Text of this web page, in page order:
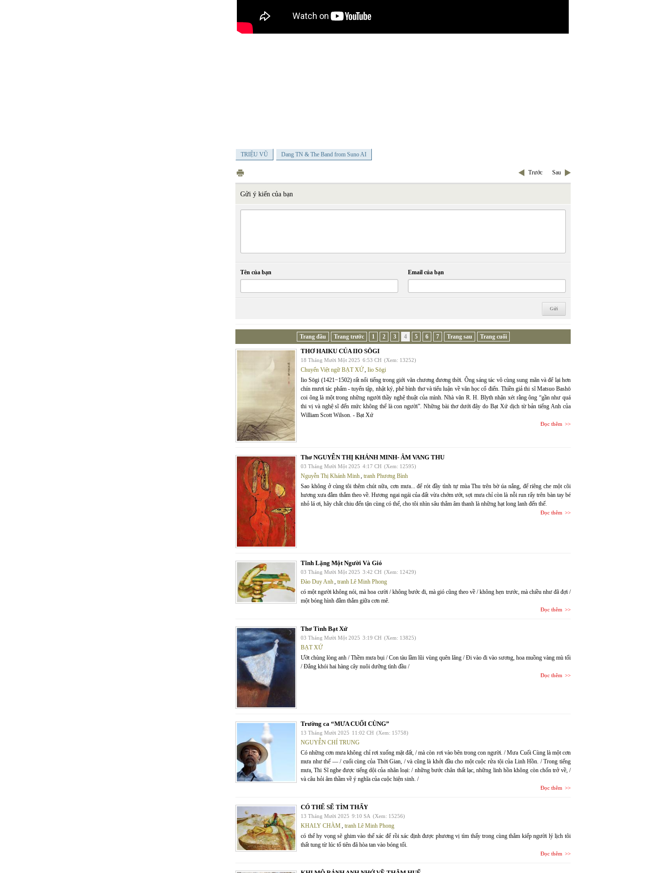
TRIỆU VŨ Dang TN & The Band from Suno AI
Trước Sau
Gửi ý kiến của bạn
Tên của bạn Email của bạn
Trang đầu Trang trước 1 2 3 4 5 6 7 Trang sau Trang cuối
THƠ HAIKU CỦA IIO SŌGI
18 Tháng Mười Một 2025 6:53 CH (Xem: 13252)
Chuyển Việt ngữ BẠT XỨ, Iio Sōgi
Iio Sōgi (1421−1502) rất nổi tiếng trong giới văn chương đương thời. Ông sáng tác vô cùng sung mãn và để lại hơn
chín mươi tác phẩm - tuyển tập, nhật ký, phê bình thơ và tiểu luận về văn học cổ điển. Thiền giả thi sĩ Matsuo Bashō
coi ông là một trong những người thầy nghệ thuật của mình. Nhà văn R. H. Blyth nhận xét rằng ông “gần như quá
thi vị và nghệ sĩ đến mức không thể là con người”. Những bài thơ dưới đây do Bạt Xứ dịch từ bản tiếng Anh của
William Scott Wilson. - Bạt Xứ
Đọc thêm
Thơ NGUYỄN THỊ KHÁNH MINH- ÂM VANG THU
03 Tháng Mười Một 2025 4:17 CH (Xem: 12595)
Nguyễn Thị Khánh Minh, tranh Phương Bình
Sao không ở cùng tôi thêm chút nữa, cơn mưa... để rót đầy tình tự mùa Thu trên bờ úa nắng, để riêng che một cõi
hương xưa đằm thắm theo về. Hương ngai ngái của đất vừa chớm ướt, sợi mưa chỉ còn là nỗi run rẩy trên bàn tay bé
nhỏ lá ơi, hãy chắt chiu đến tận cùng có thể, cho tôi nhìn sâu thẳm âm thanh là những hạt long lanh đến thế.
Đọc thêm
Tĩnh Lặng Một Người Và Gió
03 Tháng Mười Một 2025 3:42 CH (Xem: 12429)
Đào Duy Anh, tranh Lê Minh Phong
có một người không nói, mà hoa cười / không bước đi, mà gió cũng theo về / không hẹn trước, mà chiều như đã đợi /
một bóng hình đằm thắm giữa cơn mê.
Đọc thêm
Thơ Tình Bạt Xứ
03 Tháng Mười Một 2025 3:19 CH (Xem: 13825)
BẠT XỨ
Ướt chùng lòng anh / Thềm mưa bụi / Con tàu lầm lũi vùng quên lãng / Đi vào đi vào sương, hoa muồng vàng mù tối
/ Đắng khói hai hàng cây nuôi dưỡng tình đầu /
Đọc thêm
Trường ca “MƯA CUỐI CÙNG”
13 Tháng Mười 2025 11:02 CH (Xem: 15758)
NGUYỄN CHÍ TRUNG
Có những cơn mưa không chỉ rơi xuống mặt đất, / mà còn rơi vào bên trong con người. / Mưa Cuối Cùng là một cơn
mưa như thế — / cuối cùng của Thời Gian, / và cũng là khởi đầu cho một cuộc rửa tội của Linh Hồn. / Trong tiếng
mưa, Thi Sĩ nghe được tiếng dội của nhân loại: / những bước chân thất lạc, những linh hồn không còn chốn trở về, /
và câu hỏi âm thầm về ý nghĩa của cuộc hiện sinh. /
Đọc thêm
CÓ THỂ SẼ TÌM THẤY
13 Tháng Mười 2025 9:10 SA (Xem: 15256)
KHALY CHÀM, tranh Lê Minh Phong
có thể hy vọng sẽ ghim vào thể xác để rồi xác định được phương vị tìm thấy trong cùng thẳm kiếp người lý lịch tôi
thất tung từ lúc tổ tiên đã hòa tan vào bóng tối.
Đọc thêm